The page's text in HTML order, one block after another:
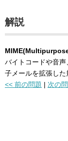
解説
バイトコードや音
子メールを拡張した
<< 前の問題 | 次の